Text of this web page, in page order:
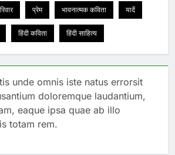
प्रेम भावनात्मक कविता यादें
हिंदी कविता हिंदी साहित्य
unde omnis iste natus errorsit
doloremque laudantium,
eaque ipsa quae ab illo
totam rem.